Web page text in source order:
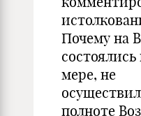
Почему на
мере, не
полноте